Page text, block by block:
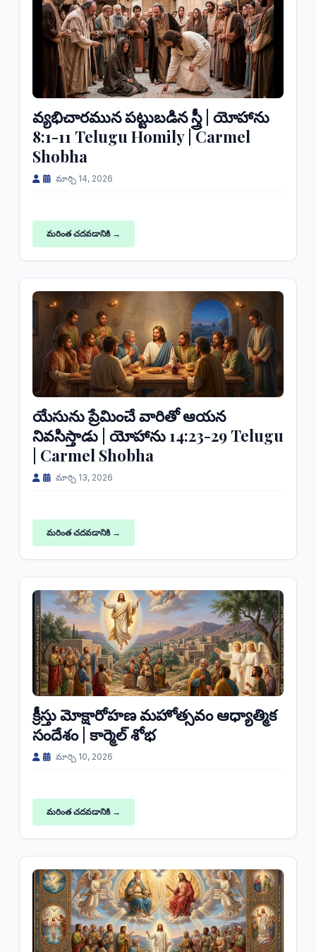
వ్యభిచారమున పట్టుబడిన స్త్రీ | యోహాను
8:1-11 Telugu Homily | Carmel
Shobha
మార్చి 14, 2026
మరింత చదవడానికి →
యేసును ప్రేమించే వారితో ఆయన
నివసిస్తాడు | యోహాను 14:23-29 Telugu
| Carmel Shobha
మార్చి 13, 2026
మరింత చదవడానికి →
క్రీస్తు మోక్షారోహణ మహోత్సవం ఆధ్యాత్మిక
సందేశం | కార్మెల్ శోభ
మార్చి 10, 2026
మరింత చదవడానికి →